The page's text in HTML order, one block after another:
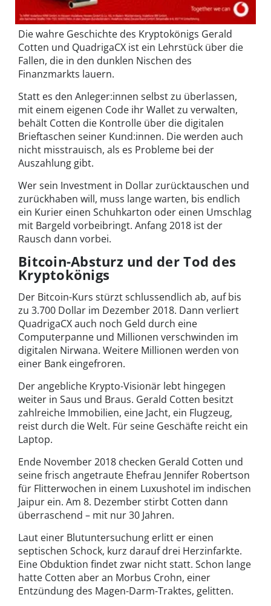
Die wahre Geschichte des Kryptokönigs Gerald
Cotten und QuadrigaCX ist ein Lehrstück über die
Fallen, die in den dunklen Nischen des
Finanzmarkts lauern.
Statt es den Anleger:innen selbst zu überlassen,
mit einem eigenen Code ihr Wallet zu verwalten,
behält Cotten die Kontrolle über die digitalen
Brieftaschen seiner Kund:innen. Die werden auch
nicht misstrauisch, als es Probleme bei der
Auszahlung gibt.
Wer sein Investment in Dollar zurücktauschen und
zurückhaben will, muss lange warten, bis endlich
ein Kurier einen Schuhkarton oder einen Umschlag
mit Bargeld vorbeibringt. Anfang 2018 ist der
Rausch dann vorbei.
Bitcoin-Absturz und der Tod des
Kryptokönigs
Der Bitcoin-Kurs stürzt schlussendlich ab, auf bis
zu 3.700 Dollar im Dezember 2018. Dann verliert
QuadrigaCX auch noch Geld durch eine
Computerpanne und Millionen verschwinden im
digitalen Nirwana. Weitere Millionen werden von
einer Bank eingefroren.
Der angebliche Krypto-Visionär lebt hingegen
weiter in Saus und Braus. Gerald Cotten besitzt
zahlreiche Immobilien, eine Jacht, ein Flugzeug,
reist durch die Welt. Für seine Geschäfte reicht ein
Laptop.
Ende November 2018 checken Gerald Cotten und
seine frisch angetraute Ehefrau Jennifer Robertson
für Flitterwochen in einem Luxushotel im indischen
Jaipur ein. Am 8. Dezember stirbt Cotten dann
überraschend – mit nur 30 Jahren.
Laut einer Blutuntersuchung erlitt er einen
septischen Schock, kurz darauf drei Herzinfarkte.
Eine Obduktion findet zwar nicht statt. Schon lange
hatte Cotten aber an Morbus Crohn, einer
Entzündung des Magen-Darm-Traktes, gelitten.